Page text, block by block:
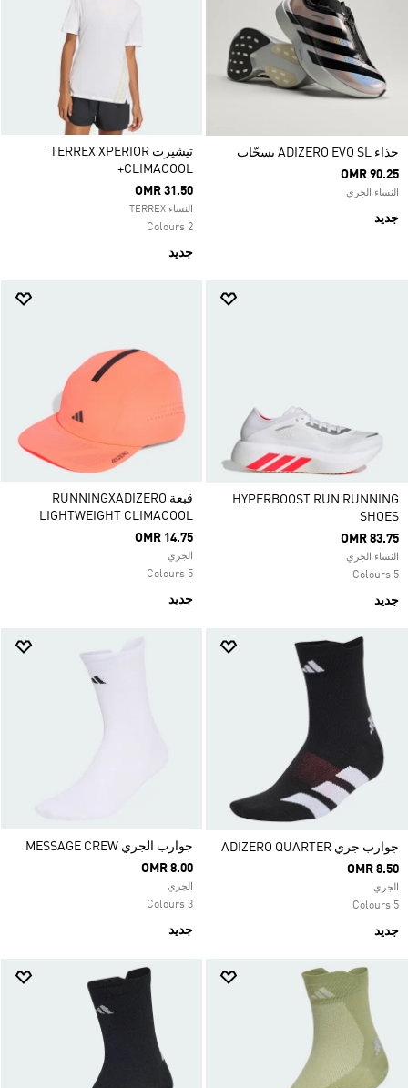
حذاء ADIZERO EVO SL بسحّاب
OMR 90.25
النساء الجري
جديد
تيشيرت TERREX XPERIOR
CLIMACOOL+
OMR 31.50
النساء TERREX
2 Colours
جديد
HYPERBOOST RUN RUNNING
SHOES
OMR 83.75
النساء الجري
5 Colours
جديد
قبعة RUNNINGXADIZERO
LIGHTWEIGHT CLIMACOOL
OMR 14.75
الجري
5 Colours
جديد
جوارب جري ADIZERO QUARTER
OMR 8.50
الجري
5 Colours
جديد
جوارب الجري MESSAGE CREW
OMR 8.00
الجري
3 Colours
جديد